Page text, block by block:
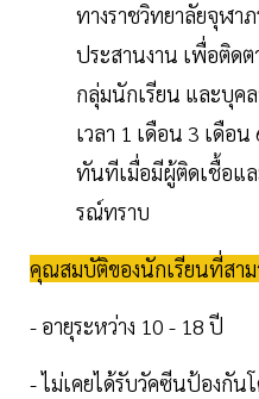
ทางราชวิทยาลัยจุฬ
ประสานงาน เพื่อติดต
กลุ่มนักเรียน และบุค
เวลา 1 เดือน 3 เดือ
ทันทีเมื่อมีผู้ติดเชื้อแล
รณ์ทราบ
คุณสมบัติของนักเรียนที่สาม
- อายุระหว่าง 10 - 18 ปี
- ไม่เคยได้รับวัคซีนป้องกัน